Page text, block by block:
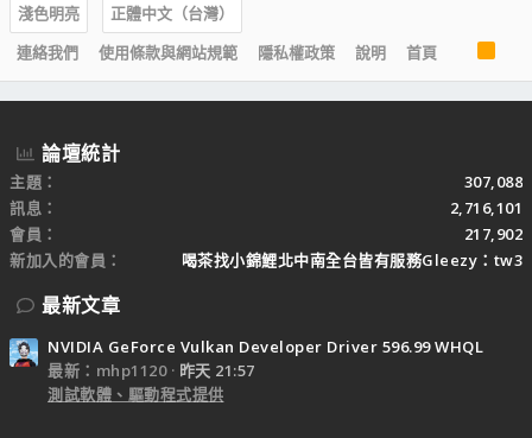
淺色明亮
正體中文（台灣）
連絡我們
使用條款與網站規範 隱私權政策 說明 首頁
R
S
S
論壇統計
主題
307,088
訊息
2,716,101
會員
217,902
新加入的會員
喝茶找小錦鯉北中南全台皆有服務Gleezy：tw3
最新文章
NVIDIA GeForce Vulkan Developer Driver 596.99 WHQL
最新：mhp1120
昨天 21:57
測試軟體、驅動程式提供